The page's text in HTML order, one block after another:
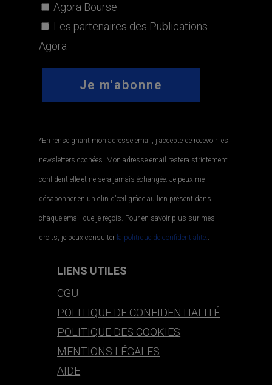
Agora Bourse
Les partenaires des Publications
Agora
*En renseignant mon adresse email, j'accepte de recevoir les
newsletters cochées. Mon adresse email restera strictement
confidentielle et ne sera jamais échangée. Je peux me
désabonner en un clin d'œil grâce au lien présent dans
chaque email que je reçois. Pour en savoir plus sur mes
droits, je peux consulter la politique de confidentialité..
LIENS UTILES
CGU
POLITIQUE DE CONFIDENTIALITÉ
POLITIQUE DES COOKIES
MENTIONS LÉGALES
AIDE